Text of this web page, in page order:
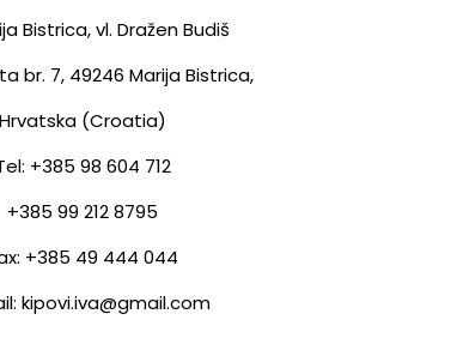
Bistrica, vl. Dražen Budiš
br. 7, 49246 Marija Bistrica,
Hrvatska (Croatia)
+385 98 604 712
+385 99 212 8795
+385 49 444 044
kipovi.iva@gmail.com